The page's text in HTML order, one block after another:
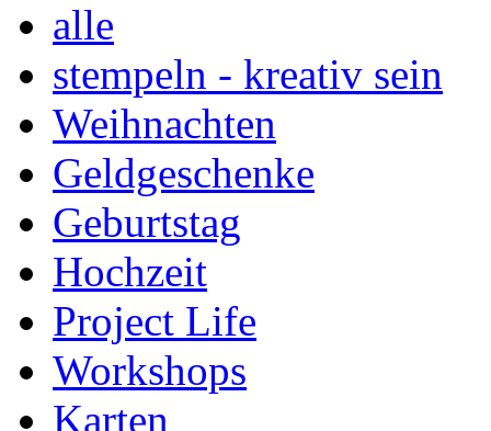
alle
stempeln - kreativ sein
Weihnachten
Geldgeschenke
Geburtstag
Hochzeit
Project Life
Workshops
Karten